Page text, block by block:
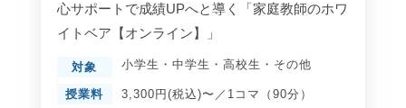
心サポートで成績UPへと導く「家庭教師のホワ
イトベア【オンライン】」
対象 小学生 ・ 中学生 ・ 高校生 ・ その他
授業料 3,300円(税込)〜／1コマ（90分）